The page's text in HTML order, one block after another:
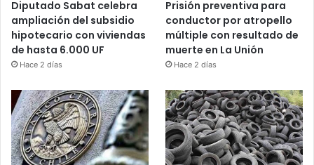
Diputado Sabat celebra
ampliación del subsidio
hipotecario con viviendas
de hasta 6.000 UF
Hace 2 días
Prisión preventiva para
conductor por atropello
múltiple con resultado de
muerte en La Unión
Hace 2 días